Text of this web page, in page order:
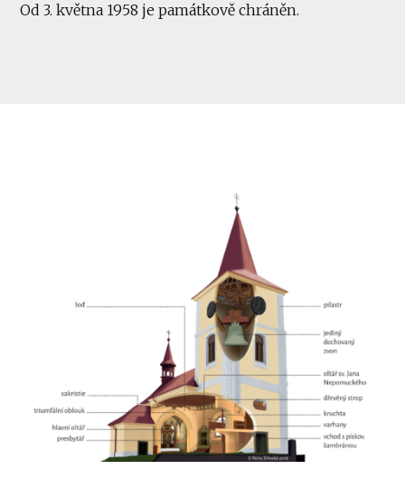
Od 3. května 1958 je památkově chráněn.